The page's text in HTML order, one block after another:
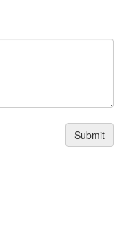
Submit